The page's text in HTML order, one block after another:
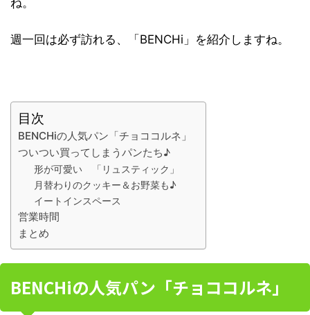
ね。
週一回は必ず訪れる、「BENCHi」を紹介しますね。
目次
BENCHiの人気パン「チョココルネ」
ついつい買ってしまうパンたち♪
形が可愛い 「リュスティック」
月替わりのクッキー＆お野菜も♪
イートインスペース
営業時間
まとめ
BENCHiの人気パン「チョココルネ」